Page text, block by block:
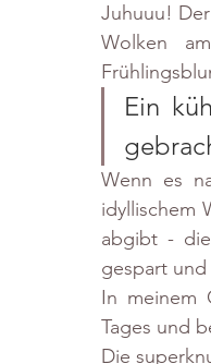
Juhuuu!
Wolken
Ein
Wenn es
idyllischem
abgibt -
gespart
In meinem
Tages und
Die